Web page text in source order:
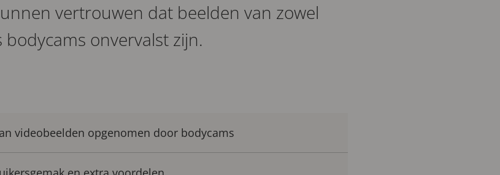
vertrouwen dat beelden van zowel
onvervalst zijn.
videobeelden opgenomen door bodycams